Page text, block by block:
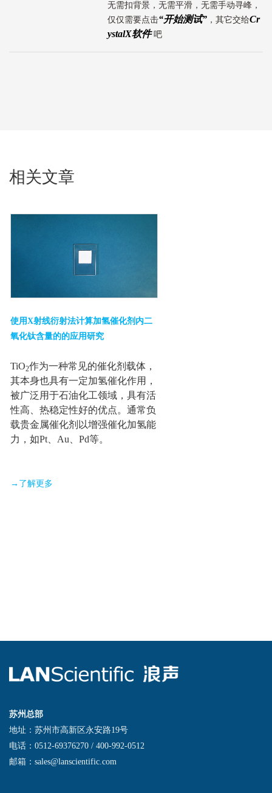
无需扣背景，无需平滑，无需手动寻峰，
仅仅需要点击“开始测试” ，其它交给Cr
ystalX软件吧
相关文章
使用X射线衍射法计算加氢催化剂内二
氧化钛含量的的应用研究
TiO2作为一种常见的催化剂载体，
其本身也具有一定加氢催化作用，
被广泛用于石油化工领域，具有活
性高、热稳定性好的优点。通常负
载贵金属催化剂以增强催化加氢能
力，如Pt、Au、Pd等。
→了解更多
苏州总部
地址：苏州市高新区永安路19号
电话：0512-69376270 / 400-992-0512
邮箱：sales@lanscientific.com